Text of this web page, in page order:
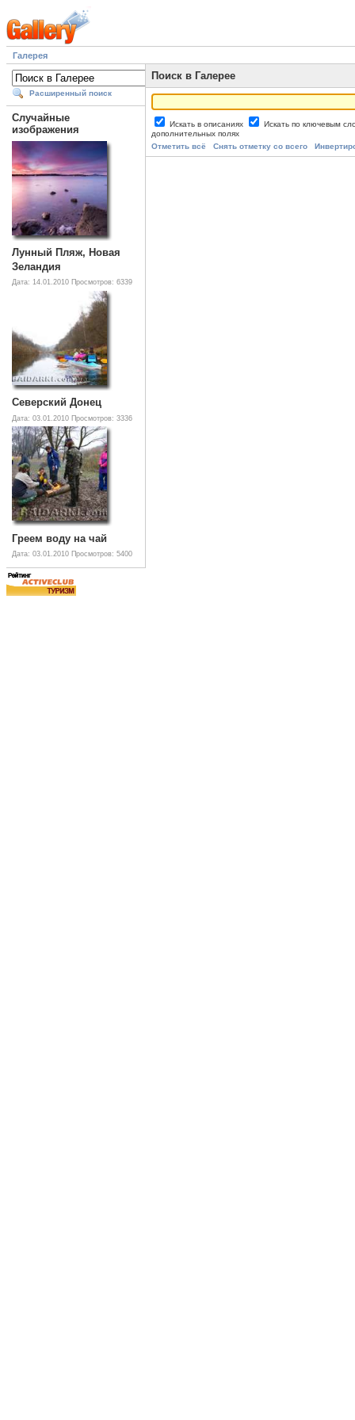
Галерея
Расширенный поиск
Случайные
изображения
Лунный Пляж, Новая
Зеландия
Дата: 14.01.2010 Просмотров: 6339
Северский Донец
Дата: 03.01.2010 Просмотров: 3336
Греем воду на чай
Дата: 03.01.2010 Просмотров: 5400
Поиск в Галерее
Искать в описаниях
Искать по ключевым
дополнительных полях
Отметить всё
Снять отметку со всего